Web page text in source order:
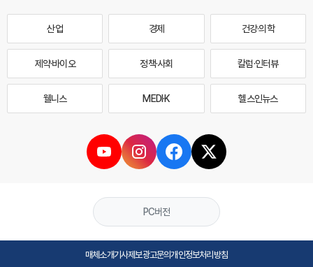
산업 경제 건강·의학
제약·바이오 정책·사회 칼럼·인터뷰
웰니스 MEDI·K 헬스인뉴스
PC버전
매체소개기사제보광고문의개인정보처리방침